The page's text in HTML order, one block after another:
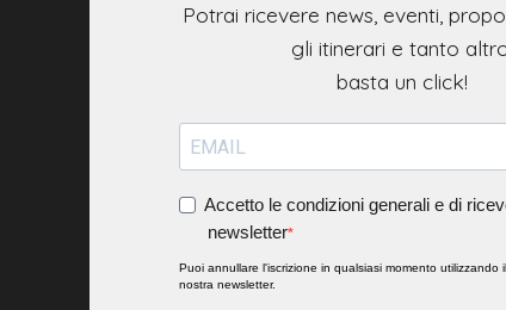
Potrai ricevere news, eventi,
gli itinerari e tanto
Accetto le condizioni generali e di
newsletter
Puoi annullare l'iscrizione in qualsiasi momento utilizzando
nostra newsletter.